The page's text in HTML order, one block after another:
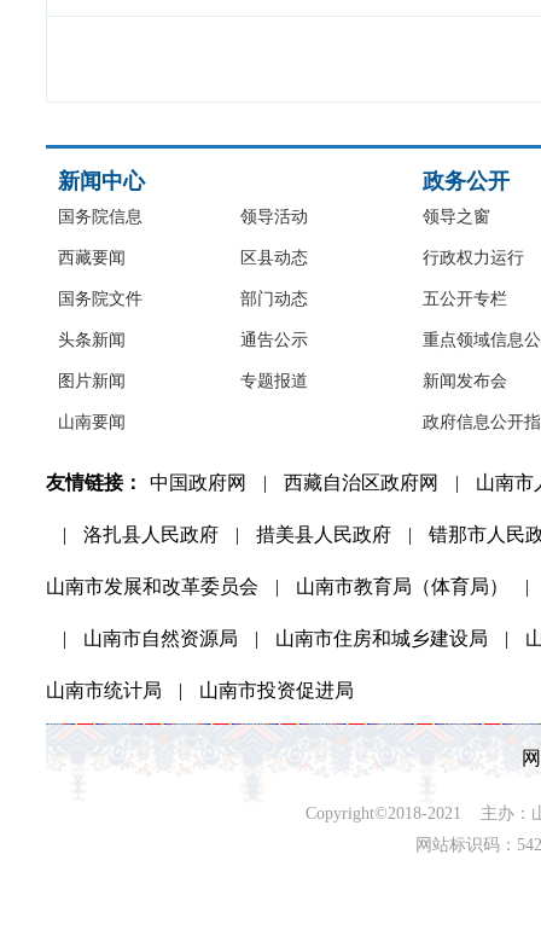
新闻中心
国务院信息
西藏要闻
国务院文件
头条新闻
图片新闻
山南要闻
领导活动
区县动态
部门动态
通告公示
专题报道
政务公开
领导之窗
行政权力运行
五公开专栏
重点领域信息
新闻发布会
政府信息公开
友情链接： 中国政府网 | 西藏自治区政府网 | 山南市
| 洛扎县人民政府 | 措美县人民政府 | 错那市人民
山南市发展和改革委员会 | 山南市教育局（体育局） |
| 山南市自然资源局 | 山南市住房和城乡建设局 |
山南市统计局 | 山南市投资促进局
Copyright©2018-2021 主办：
网站标识码：